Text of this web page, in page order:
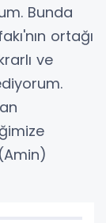
Bunda
ortağı
ve